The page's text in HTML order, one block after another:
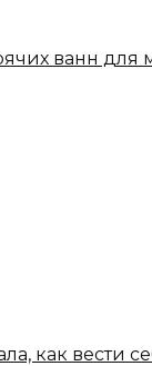
ванн
как вести